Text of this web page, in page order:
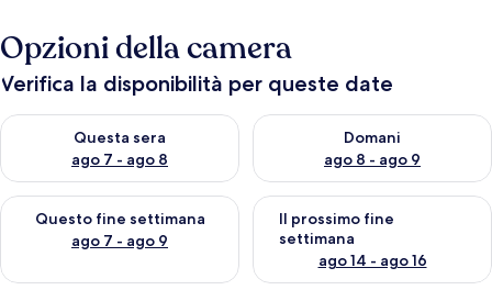
t
i
v
i
Opzioni della camera
Verifica la disponibilità per queste date
Questa sera
ago 7 - ago 8
Verifica la disponibilità per questa sera, ago 7 - ago 8
Domani
ago 8 - ago 9
Verifica la disponibilità per
Questo fine settimana
ago 7 - ago 9
Verifica la disponibilità per questo fine settimana, ago 7 - ago
Il prossimo fine
settimana
ago 14 - ago 16
Verifica la disponibilità per il